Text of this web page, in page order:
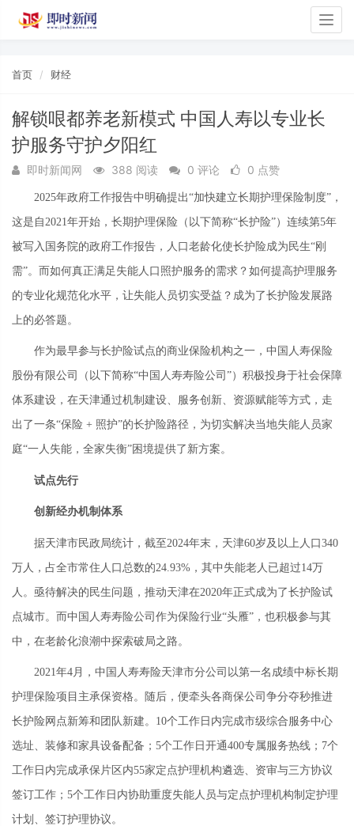
首页 财经
解锁哏都养老新模式 中国人寿以专业长
护服务守护夕阳红
即时新闻网 388 阅读 0 评论 0 点赞
2025年政府工作报告中明确提出“加快建立长期护理保险制度”，
这是自2021年开始，长期护理保险（以下简称“长护险”）连续第5年
被写入国务院的政府工作报告，人口老龄化使长护险成为民生“刚
需”。而如何真正满足失能人口照护服务的需求？如何提高护理服务
的专业化规范化水平，让失能人员切实受益？成为了长护险发展路
上的必答题。
作为最早参与长护险试点的商业保险机构之一，中国人寿保险
股份有限公司（以下简称“中国人寿寿险公司”）积极投身于社会保障
体系建设，在天津通过机制建设、服务创新、资源赋能等方式，走
出了一条“保险 + 照护”的长护险路径，为切实解决当地失能人员家
庭“一人失能，全家失衡”困境提供了新方案。
试点先行
创新经办机制体系
据天津市民政局统计，截至2024年末，天津60岁及以上人口340
万人，占全市常住人口总数的24.93%，其中失能老人已超过14万
人。亟待解决的民生问题，推动天津在2020年正式成为了长护险试
点城市。而中国人寿寿险公司作为保险行业“头雁”，也积极参与其
中，在老龄化浪潮中探索破局之路。
2021年4月，中国人寿寿险天津市分公司以第一名成绩中标长期
护理保险项目主承保资格。随后，便牵头各商保公司争分夺秒推进
长护险网点新筹和团队新建。10个工作日内完成市级综合服务中心
选址、装修和家具设备配备；5个工作日开通400专属服务热线；7个
工作日内完成承保片区内55家定点护理机构遴选、资审与三方协议
签订工作；5个工作日内协助重度失能人员与定点护理机构制定护理
计划、签订护理协议。